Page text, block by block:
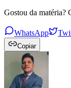
Gostou da matéria?
WhatsApp
Copiar